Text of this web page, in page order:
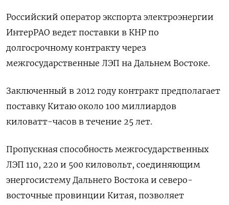
Российский ‌оператор экспорта электроэнергии
ИнтерРАО ведет поставки в КНР по
долгосрочному контракту через
межгосударственные ‍ЛЭП на Дальнем Востоке.
Заключенный в 2012 году контракт предполагает
поставку Китаю около 100 ‌миллиардов
киловатт-часов в течение 25 лет.
Пропускная способность межгосударственных
ЛЭП 110, 220 ​и 500 киловольт, соединяющим
энергосистему Дальнего Востока и северо-
восточные провинции Китая, позволяет